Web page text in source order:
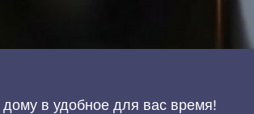
в удобное для вас время!